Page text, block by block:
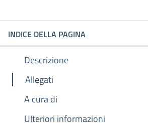
INDICE DELLA PAGINA
Descrizione
Allegati
A cura di
Ulteriori informazioni